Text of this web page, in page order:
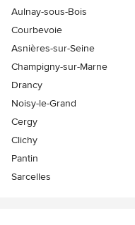
Aulnay-sous-Bois
Courbevoie
Asnières-sur-Seine
Champigny-sur-Marne
Drancy
Noisy-le-Grand
Cergy
Clichy
Pantin
Sarcelles